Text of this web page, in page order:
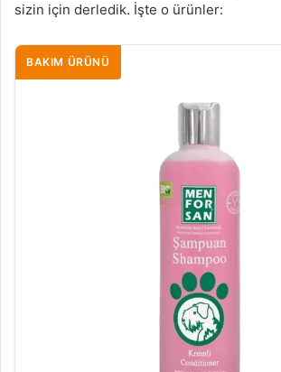
sizin için derledik. İşte o ürünler:
BAKIM ÜRÜNÜ